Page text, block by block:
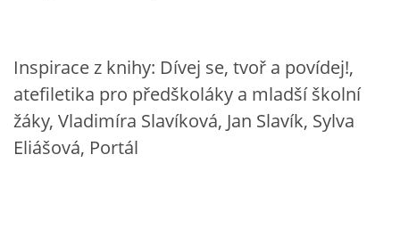
VÝTVARNÉ AKTIVITY - JARO
VÝTVARNÉ AKTIVITY - LÉTO
Inspirace z knihy: Dívej se, tvoř a povídej!,
atefiletika pro předškoláky a mladší školní
žáky, Vladimíra Slavíková, Jan Slavík, Sylva
Eliášová, Portál